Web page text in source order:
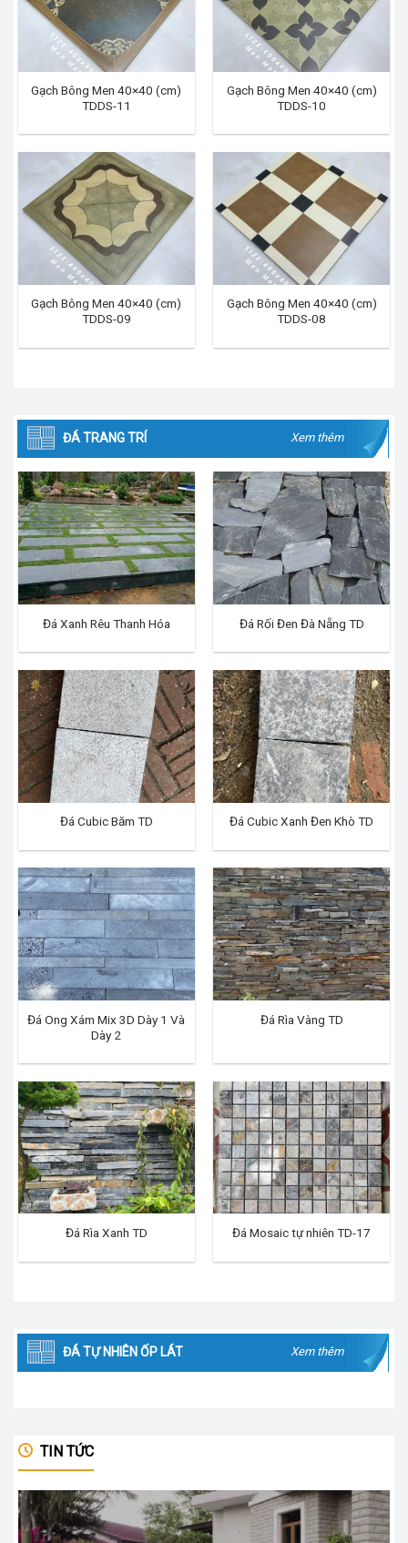
Gạch Bông Men 40×40 (cm)
TDDS-11
Gạch Bông Men 40×40 (cm)
TDDS-10
Gạch Bông Men 40×40 (cm)
TDDS-09
Gạch Bông Men 40×40 (cm)
TDDS-08
ĐÁ TRANG TRÍ Xem thêm
Đá Xanh Rêu Thanh Hóa Đá Rối Đen Đà Nẵng TD
Đá Cubic Băm TD Đá Cubic Xanh Đen Khò TD
Đá Ong Xám Mix 3D Dày 1 Và
Dày 2
Đá Rìa Vàng TD
Đá Rìa Xanh TD Đá Mosaic tự nhiên TD-17
ĐÁ TỰ NHIÊN ỐP LÁT Xem thêm
TIN TỨC